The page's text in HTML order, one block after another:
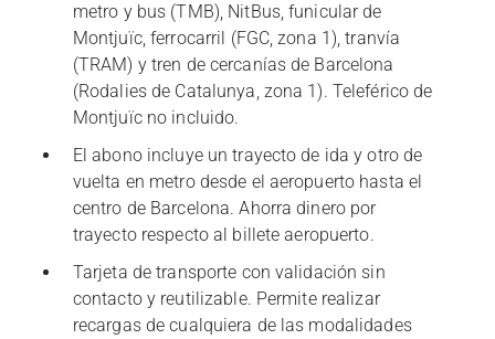
metro y bus (TMB), NitBus, funicular de
Montjuïc, ferrocarril (FGC, zona 1), tranvía
(TRAM) y tren de cercanías de Barcelona
(Rodalies de Catalunya, zona 1). Teleférico de
Montjuïc no incluido.
El abono incluye un trayecto de ida y otro de
vuelta en metro desde el aeropuerto hasta el
centro de Barcelona. Ahorra dinero por
trayecto respecto al billete aeropuerto.
Tarjeta de transporte con validación sin
contacto y reutilizable. Permite realizar
recargas de cualquiera de las modalidades